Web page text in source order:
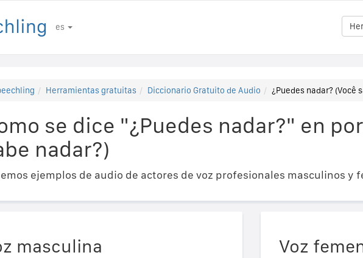
es
Herramientas gratuitas Diccionario Gratuito de Audio ¿Puedes nadar? (Você
se dice "¿Puedes nadar?" en
nadar?)
ejemplos de audio de actores de voz profesionales masculinos y
masculina Voz